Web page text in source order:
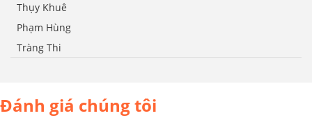
Thụy Khuê
Phạm Hùng
Tràng Thi
Đánh giá chúng tôi